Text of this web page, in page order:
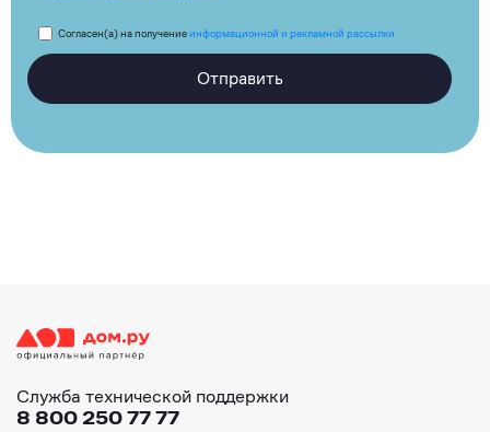
Согласен(а) на получениеинформационной и рекламной рассылки
Отправить
Служба технической поддержки
8 800 250 77 77